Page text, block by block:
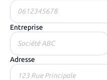
Entreprise
Adresse